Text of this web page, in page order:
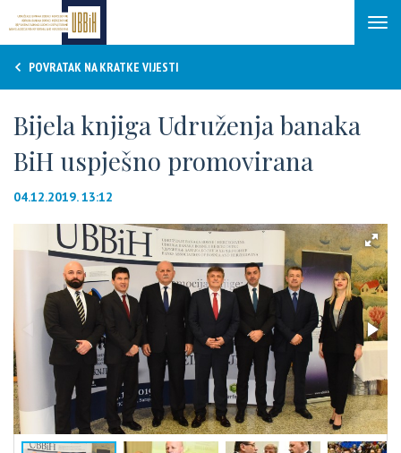
POVRATAK NA KRATKE VIJESTI
Bijela knjiga Udruženja banaka
BiH uspješno promovirana
04.12.2019. 13:12